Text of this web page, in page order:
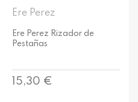
Ere Perez
Ere Perez Rizador de
Pestañas
Precio
15,30 €